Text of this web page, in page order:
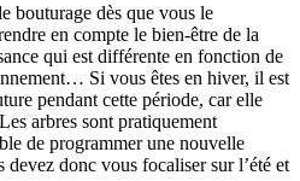
bouturage dès que vous le
en compte le bien-être de la
qui est différente en fonction de
Si vous êtes en hiver, il est
pendant cette période, car elle
arbres sont pratiquement
de programmer une nouvelle
donc vous focaliser sur l’été et